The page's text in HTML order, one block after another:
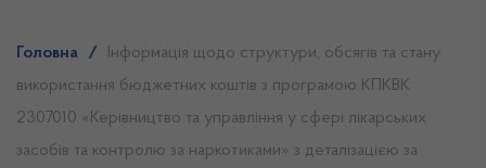
Головна /
Інформація щодо структури, обсягів та стану
використання бюджетних коштів з програмою КПКВК
2307010 «Керівництво та управління у сфері лікарських
засобів та контролю за наркотиками» з деталізацією за